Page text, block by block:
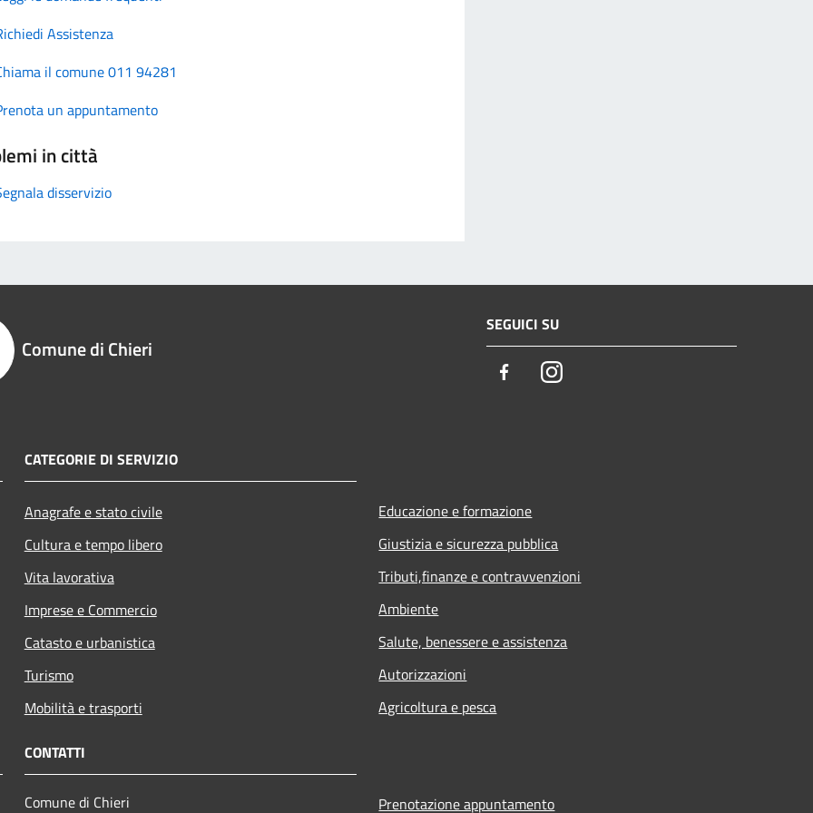
Assistenza
il comune 011 94281
un appuntamento
in città
disservizio
Comune di Chieri
SEGUICI SU
FacebookInstagram
CATEGORIE DI SERVIZIO
Anagrafe e stato civile
Cultura e tempo libero
Vita lavorativa
Imprese e Commercio
Catasto e urbanistica
Turismo
Mobilità e trasporti
Educazione e formazione
Giustizia e sicurezza pubblica
Tributi,finanze e contravvenzioni
Ambiente
Salute, benessere e assistenza
Autorizzazioni
Agricoltura e pesca
CONTATTI
Comune di Chieri Prenotazione appuntamento